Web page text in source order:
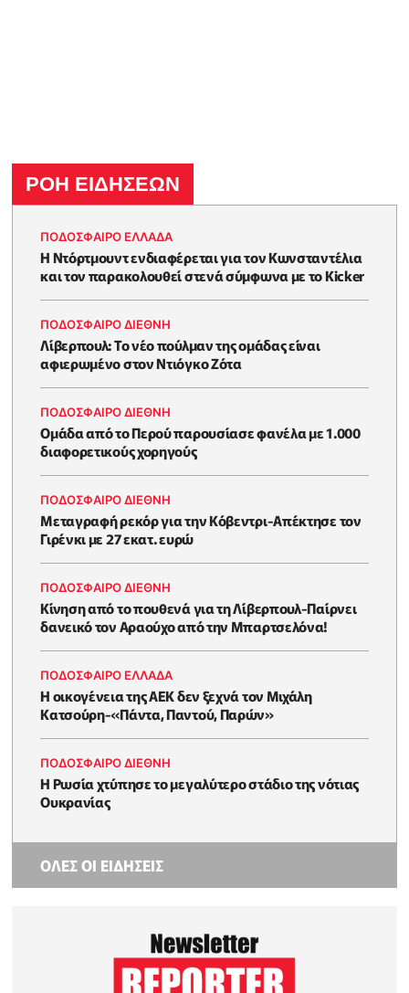
ΡΟΗ ΕΙΔΗΣΕΩΝ
ΠΟΔΟΣΦΑΙΡΟ ΕΛΛΑΔΑ
Η Ντόρτμουντ ενδιαφέρεται για τον Κωνσταντέλια
και τον παρακολουθεί στενά σύμφωνα με το Kicker
ΠΟΔΟΣΦΑΙΡΟ ΔΙΕΘΝΗ
Λίβερπουλ: Το νέο πούλμαν της ομάδας είναι
αφιερωμένο στον Ντιόγκο Ζότα
ΠΟΔΟΣΦΑΙΡΟ ΔΙΕΘΝΗ
Ομάδα από το Περού παρουσίασε φανέλα με 1.000
διαφορετικούς χορηγούς
ΠΟΔΟΣΦΑΙΡΟ ΔΙΕΘΝΗ
Μεταγραφή ρεκόρ για την Κόβεντρι-Απέκτησε τον
Γιρένκι με 27 εκατ. ευρώ
ΠΟΔΟΣΦΑΙΡΟ ΔΙΕΘΝΗ
Kίνηση από το πουθενά για τη Λίβερπουλ-Παίρνει
δανεικό τον Αραούχο από την Μπαρτσελόνα!
ΠΟΔΟΣΦΑΙΡΟ ΕΛΛΑΔΑ
Η οικογένεια της ΑΕΚ δεν ξεχνά τον Μιχάλη
Κατσούρη-«Πάντα, Παντού, Παρών»
ΠΟΔΟΣΦΑΙΡΟ ΔΙΕΘΝΗ
Η Ρωσία χτύπησε το μεγαλύτερο στάδιο της νότιας
Ουκρανίας
ΟΛΕΣ ΟΙ ΕΙΔΗΣΕΙΣ